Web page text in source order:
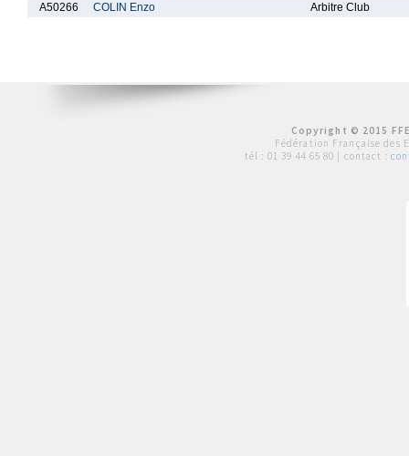
A50266
COLIN Enzo Arbitre Club
Copyright © 2015
Fédération Française des
tél : 01 39 44 65 80 | contact :